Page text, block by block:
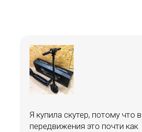
Я купила скутер, потому что
передвижения это почти как